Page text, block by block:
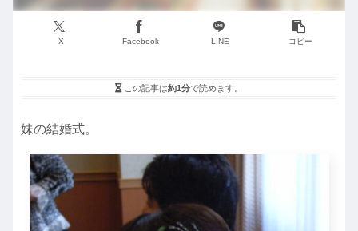
X Facebook LINE コピー
この記事は約1分で読めます。
妹の結婚式。